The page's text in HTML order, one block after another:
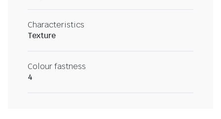
Characteristics
Texture
Colour fastness
4